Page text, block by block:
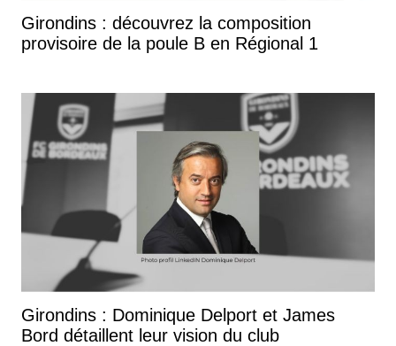
Girondins : découvrez la composition
provisoire de la poule B en Régional 1
Girondins : Dominique Delport et James
Bord détaillent leur vision du club